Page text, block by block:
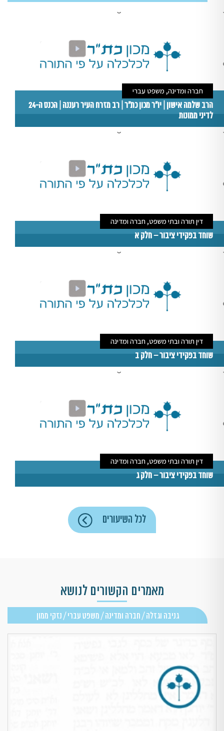
חברה ומדינה, משפט עברי
הרב שלמה אישון | יו"ר מכון כת"ר | רב מזרח העיר רעננה | הכנס ה-24
לדיני ממונות
דין תורה ובתי משפט, חברה ומדינה
שוחד בפקידי ציבור – חלק א
דין תורה ובתי משפט, חברה ומדינה
שוחד בפקידי ציבור – חלק ב
דין תורה ובתי משפט, חברה ומדינה
שוחד בפקידי ציבור – חלק ג
לכל השיעורים
מאמרים הקשורים לנושא
גניבה וגזלה / חברה ומדינה / משפט עברי / נזקי ממון